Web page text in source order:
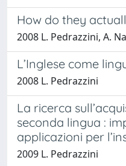
How do they
2008 L. Pedrazzini, A.
L’Inglese come
2008 L. Pedrazzini
La ricerca
seconda lingua :
applicazioni per
2009 L. Pedrazzini